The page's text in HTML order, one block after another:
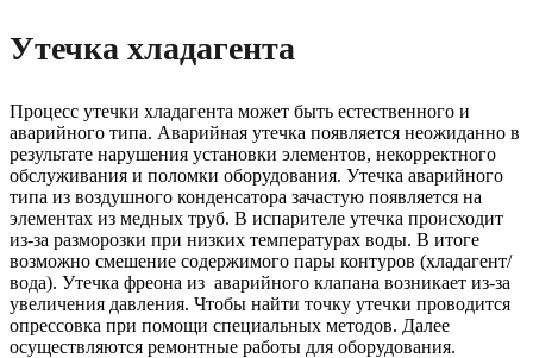
Утечка хладагента
Процесс утечки хладагента может быть естественного и
аварийного типа. Аварийная утечка появляется неожиданно в
результате нарушения установки элементов, некорректного
обслуживания и поломки оборудования. Утечка аварийного
типа из воздушного конденсатора зачастую появляется на
элементах из медных труб. В испарителе утечка происходит
из-за разморозки при низких температурах воды. В итоге
возможно смешение содержимого пары контуров (хладагент/
вода). Утечка фреона из аварийного клапана возникает из-за
увеличения давления. Чтобы найти точку утечки проводится
опрессовка при помощи специальных методов. Далее
осуществляются ремонтные работы для оборудования.